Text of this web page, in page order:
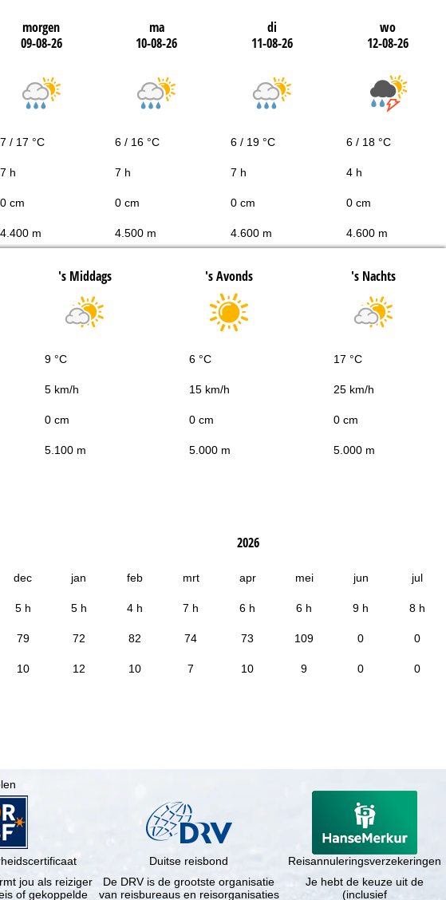
morgen
09-08-26
ma
10-08-26
di
11-08-26
wo
12-08-26
7 / 17 °C 6 / 16 °C 6 / 19 °C 6 / 18 °C
7 h 7 h 7 h 4 h
0 cm 0 cm 0 cm 0 cm
4.400 m 4.500 m 4.600 m 4.600 m
's Middags 's Avonds 's Nachts
9 °C 6 °C 17 °C
5 km/h 15 km/h 25 km/h
0 cm 0 cm 0 cm
5.100 m 5.000 m 5.000 m
2026
dec jan feb mrt apr mei jun jul
5 h 5 h 4 h 7 h 6 h 6 h 9 h 8 h
79 72 82 74 73 109 0 0
10 12 10 7 10 9 0 0
jou als reiziger
Duitse reisbond
De DRV is de grootste organisatie
van reisbureaus en reisorganisaties
Reisannuleringsverzekeringen
Je hebt de keuze uit de
(inclusief